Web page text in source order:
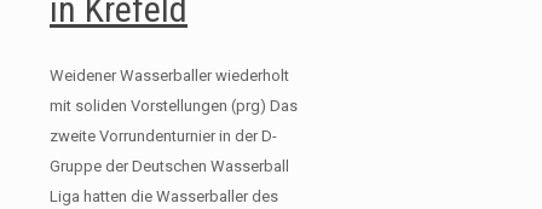
in Krefeld
Weidener Wasserballer wiederholt
mit soliden Vorstellungen (prg) Das
zweite Vorrundenturnier in der D-
Gruppe der Deutschen Wasserball
Liga hatten die Wasserballer des